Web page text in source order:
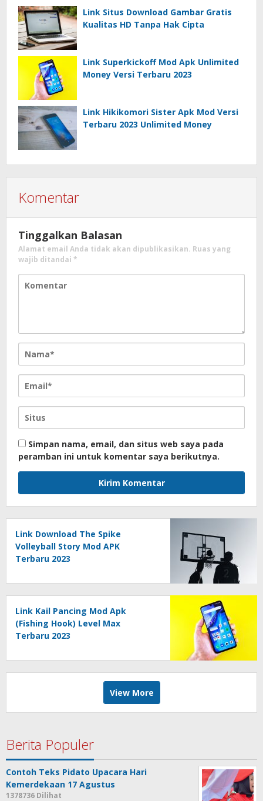
Link Situs Download Gambar Gratis
Kualitas HD Tanpa Hak Cipta
Link Superkickoff Mod Apk Unlimited
Money Versi Terbaru 2023
Link Hikikomori Sister Apk Mod Versi
Terbaru 2023 Unlimited Money
Komentar
Tinggalkan Balasan
Alamat email Anda tidak akan dipublikasikan. Ruas yang
wajib ditandai *
Simpan nama, email, dan situs web saya pada
peramban ini untuk komentar saya berikutnya.
Link Download The Spike
Volleyball Story Mod APK
Terbaru 2023
Link Kail Pancing Mod Apk
(Fishing Hook) Level Max
Terbaru 2023
View More
Berita Populer
Contoh Teks Pidato Upacara Hari
Kemerdekaan 17 Agustus
1378736 Dilihat